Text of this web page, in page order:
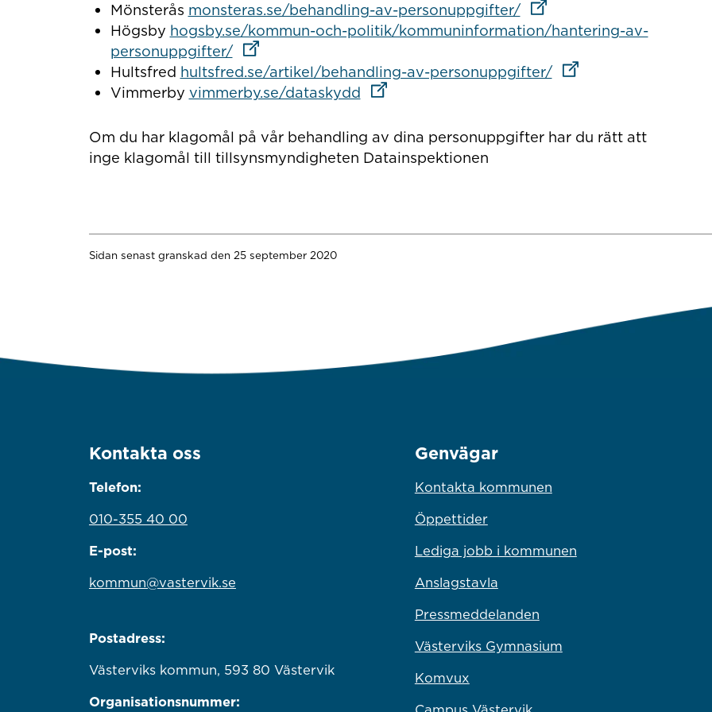
Mönsterås monsteras.se/behandling-av-personuppgifter/Länk till annan webbplats
Högsby hogsby.se/kommun-och-politik/kommuninformation/hantering-av-
personuppgifter/Länk till annan webbplats
Hultsfred hultsfred.se/artikel/behandling-av-personuppgifter/Länk till annan
Vimmerby vimmerby.se/dataskyddLänk till annan webbplats
Om du har klagomål på vår behandling av dina personuppgifter har du rätt att
inge klagomål till tillsynsmyndigheten Datainspektionen
Sidan senast granskad den 25 september 2020
Kontakta oss
Telefon:
010-355 40 00
E-post:
kommun@vastervik.se
Postadress:
Västerviks kommun, 593 80 Västervik
Organisationsnummer:
Genvägar
Kontakta kommunen
Öppettider
Lediga jobb i kommunen
Anslagstavla
Pressmeddelanden
Västerviks Gymnasium
Komvux